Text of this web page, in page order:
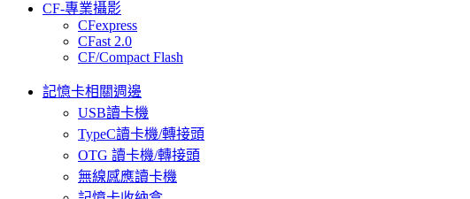
CF-專業攝影
CFexpress
CFast 2.0
CF/Compact Flash
記憶卡相關週邊
USB讀卡機
TypeC讀卡機/轉接頭
OTG 讀卡機/轉接頭
無線感應讀卡機